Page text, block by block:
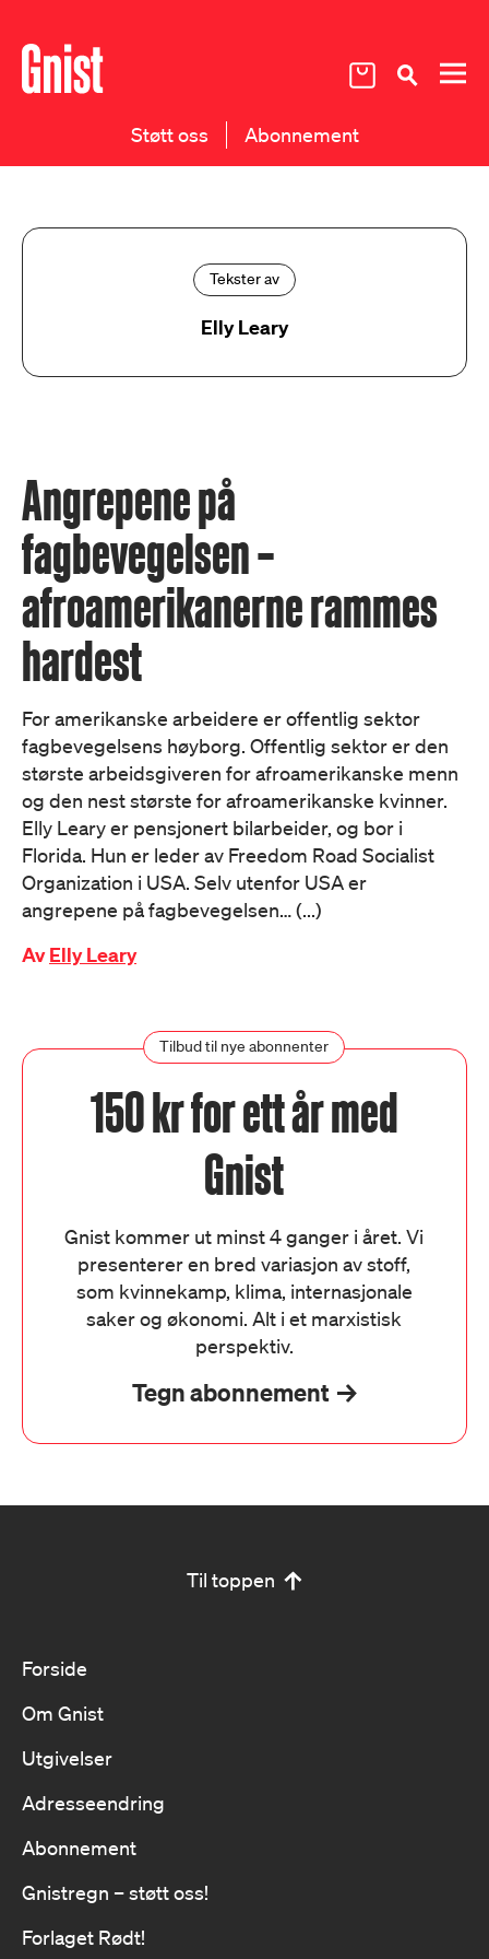
Støtt oss Abonnement
Tekster av
Elly Leary
Angrepene på
fagbevegelsen –
afroamerikanerne rammes
hardest
For amerikanske arbeidere er offentlig sektor
fagbevegelsens høyborg. Offentlig sektor er den
største arbeidsgiveren for afroamerikanske menn
og den nest største for afroamerikanske kvinner.
Elly Leary er pensjonert bilarbeider, og bor i
Florida. Hun er leder av Freedom Road Socialist
Organization i USA. Selv utenfor USA er
angrepene på fagbevegelsen… (...)
AvElly Leary
Tilbud til nye abonnenter
150 kr for ett år med
Gnist
Gnist kommer ut minst 4 ganger i året. Vi
presenterer en bred variasjon av stoff,
som kvinnekamp, klima, internasjonale
saker og økonomi. Alt i et marxistisk
perspektiv.
Tegn abonnement
Til toppen
Forside
Om Gnist
Utgivelser
Adresseendring
Abonnement
Gnistregn – støtt oss!
Forlaget Rødt!